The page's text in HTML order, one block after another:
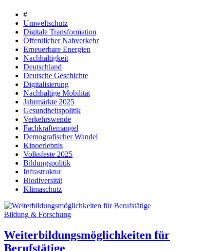
#
Umweltschutz
Digitale Transformation
Öffentlicher Nahverkehr
Erneuerbare Energien
Nachhaltigkeit
Deutschland
Deutsche Geschichte
Digitalisierung
Nachhaltige Mobilität
Jahrmärkte 2025
Gesundheitspolitik
Verkehrswende
Fachkräftemangel
Demografischer Wandel
Kinoerlebnis
Volksfeste 2025
Bildungspolitik
Infrastruktur
Biodiversität
Klimaschutz
Bildung & Forschung
Weiterbildungsmöglichkeiten für
Berufstätige